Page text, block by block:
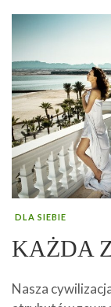
DLA SIEBIE
KAŻDA
Nasza